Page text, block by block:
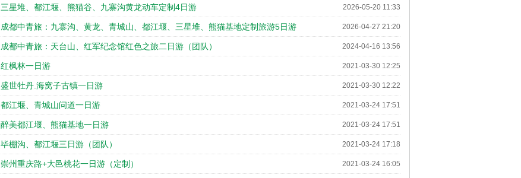
漠河、北极村6日村 电询
更多国内旅游>>
【台湾旅游】台湾经典环岛8日游|成都中国青年旅行社总社
美丽富饶的宝岛台湾传承并发扬着中华文化的深厚底蕴，将时尚与古朴完美融合，是
著名的旅游胜地。
电询
纯美下川岛+“世界遗产”开平碉楼+ 长隆度假区 双飞五日纯玩团
出发日期：团队天天 往返交通：飞机
电询
海陵岛+下川岛双飞五日自由行
出发日期：团队天天 往返交通：飞机
电询
下川岛美食美景双飞五日自由行
出发日期：团队天天 往返交通：飞机
电询
三星堆、都江堰、熊猫谷、九寨沟黄龙动车定制4日游 2026-05-20 11:33
成都中青旅：九寨沟、黄龙、青城山、都江堰、三星堆、熊猫基地定制旅游5日游 2026-04-27 21:20
成都中青旅：天台山、红军纪念馆红色之旅二日游（团队） 2024-04-16 13:56
红枫林一日游 2021-03-30 12:25
盛世牡丹.海窝子古镇一日游 2021-03-30 12:22
都江堰、青城山问道一日游 2021-03-24 17:51
醉美都江堰、熊猫基地一日游 2021-03-24 17:51
毕棚沟、都江堰三日游（团队） 2021-03-24 17:18
崇州重庆路+大邑桃花一日游（定制） 2021-03-24 16:05